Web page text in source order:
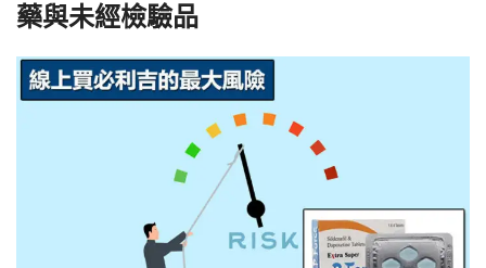
藥與未經檢驗品